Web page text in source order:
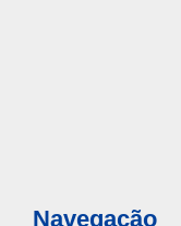
Navegação